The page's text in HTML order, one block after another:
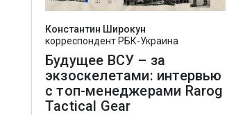
Константин Широкун
корреспондент РБК-Украина
Будущее ВСУ – за
экзоскелетами: интервью
с топ-менеджерами Rarog
Tactical Gear